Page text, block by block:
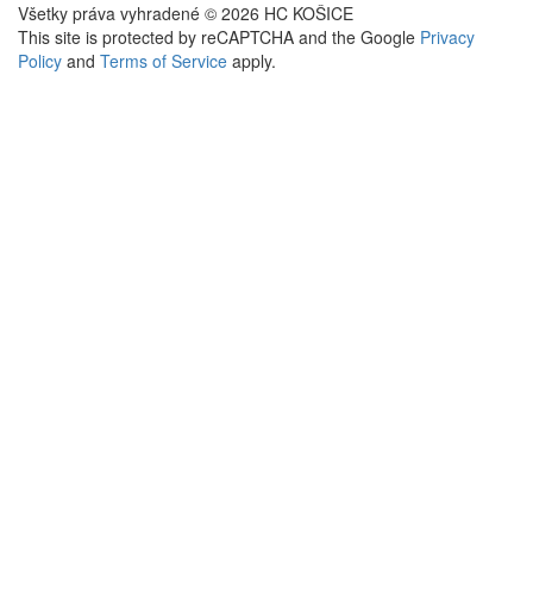
Všetky práva vyhradené © 2026 HC KOŠICE
This site is protected by reCAPTCHA and the Google Privacy
Policy and Terms of Service apply.